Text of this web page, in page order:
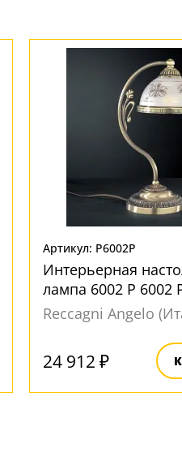
Артикул: P6002P
Интерьерная
лампа 6002 P 6002
Reccagni Angelo
24 912 ₽